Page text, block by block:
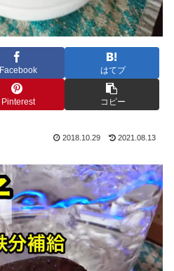
Facebook はてブ
Pinterest コピー
2018.10.29 2021.08.13